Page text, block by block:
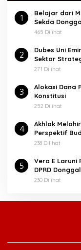
u
k
1
Belajar dari
Sekda
465 Dilihat
2
Dubes Uni
Sektor
271 Dilihat
3
Alokasi Dana
Konstitusi
252 Dilihat
4
Akhlak
Perspektif
238 Dilihat
5
Vera E Laruni
DPRD
230 Dilihat